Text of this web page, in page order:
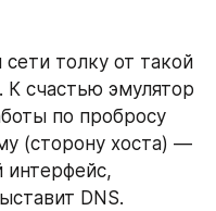
толку от такой
счастью эмулятор
по пробросу
(сторону хоста) —
интерфейс,
DNS.